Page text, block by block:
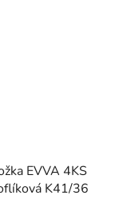
EVVA 4KS
K41/36